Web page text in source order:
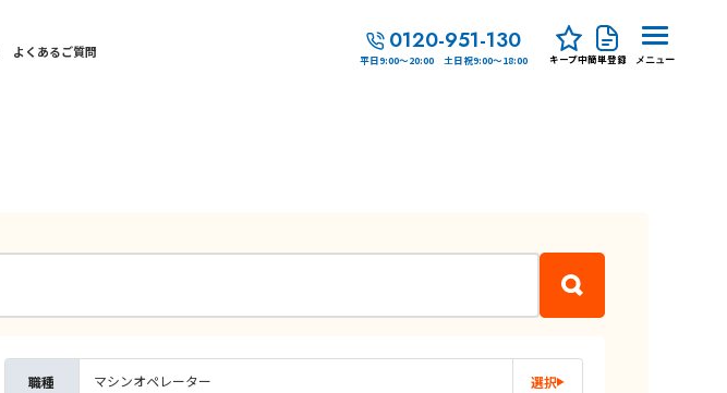
よくあるご質問 0120-951-130
平日9:00～20:00 土日祝9:00～18:00 キープ中簡単登録 メニュー
職種 マシンオペレーター 選択